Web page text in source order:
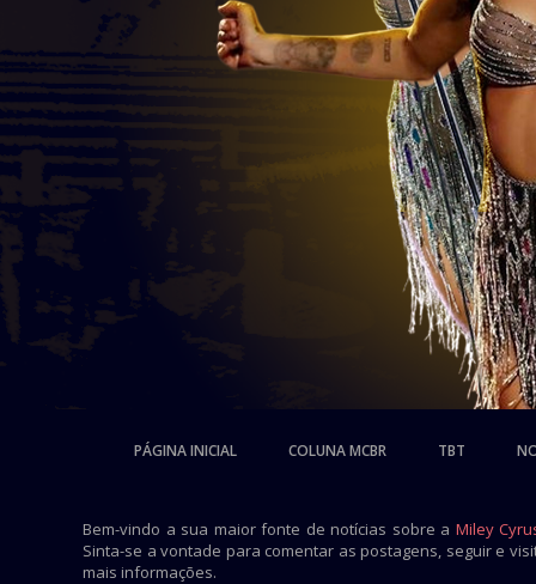
PÁGINA INICIAL COLUNA MCBR TBT
Bem-vindo a sua maior fonte de notícias sobre a Miley
Sinta-se a vontade para comentar as postagens, seguir e
mais informações.